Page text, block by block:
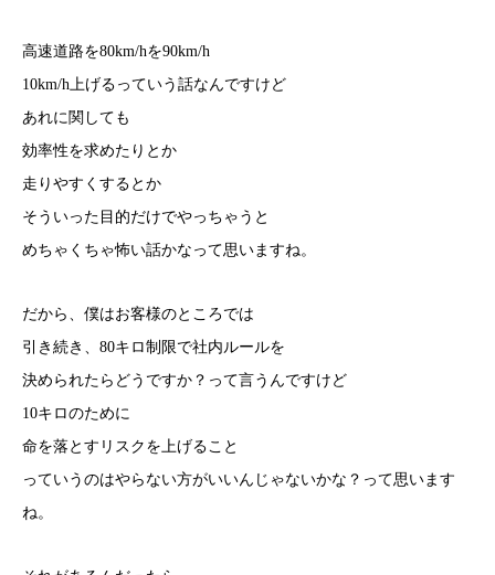
高速道路を80km/hを90km/h
10km/h上げるっていう話なんですけど
あれに関しても
効率性を求めたりとか
走りやすくするとか
そういった目的だけでやっちゃうと
めちゃくちゃ怖い話かなって思いますね。
だから、僕はお客様のところでは
引き続き、80キロ制限で社内ルールを
決められたらどうですか？って言うんですけど
10キロのために
命を落とすリスクを上げること
っていうのはやらない方がいいんじゃないかな？って思います
ね。